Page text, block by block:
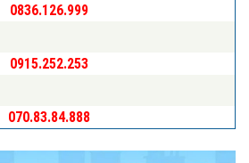
0836.126.999
0915.252.253
070.83.84.888